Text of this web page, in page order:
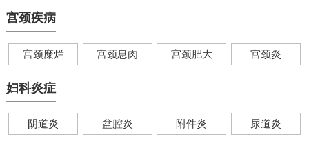
宫颈疾病
宫颈糜烂 宫颈息肉 宫颈肥大 宫颈炎
妇科炎症
阴道炎 盆腔炎 附件炎 尿道炎